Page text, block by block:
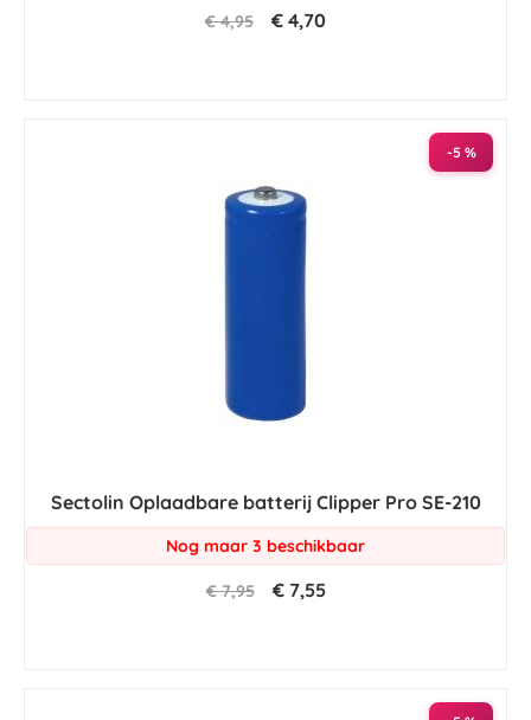
€ 4,95 € 4,70
-5 %
Sectolin Oplaadbare batterij Clipper Pro SE-210
Nog maar 3 beschikbaar
€ 7,95 € 7,55